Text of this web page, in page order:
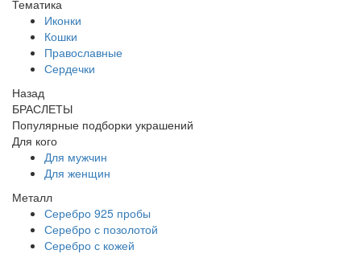
Тематика
Иконки
Кошки
Православные
Сердечки
Назад
БРАСЛЕТЫ
Популярные подборки украшений
Для кого
Для мужчин
Для женщин
Металл
Серебро 925 пробы
Серебро с позолотой
Серебро с кожей